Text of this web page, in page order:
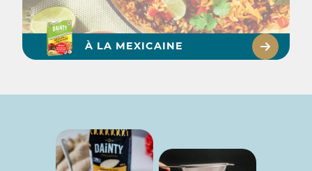
À LA MEXICAINE